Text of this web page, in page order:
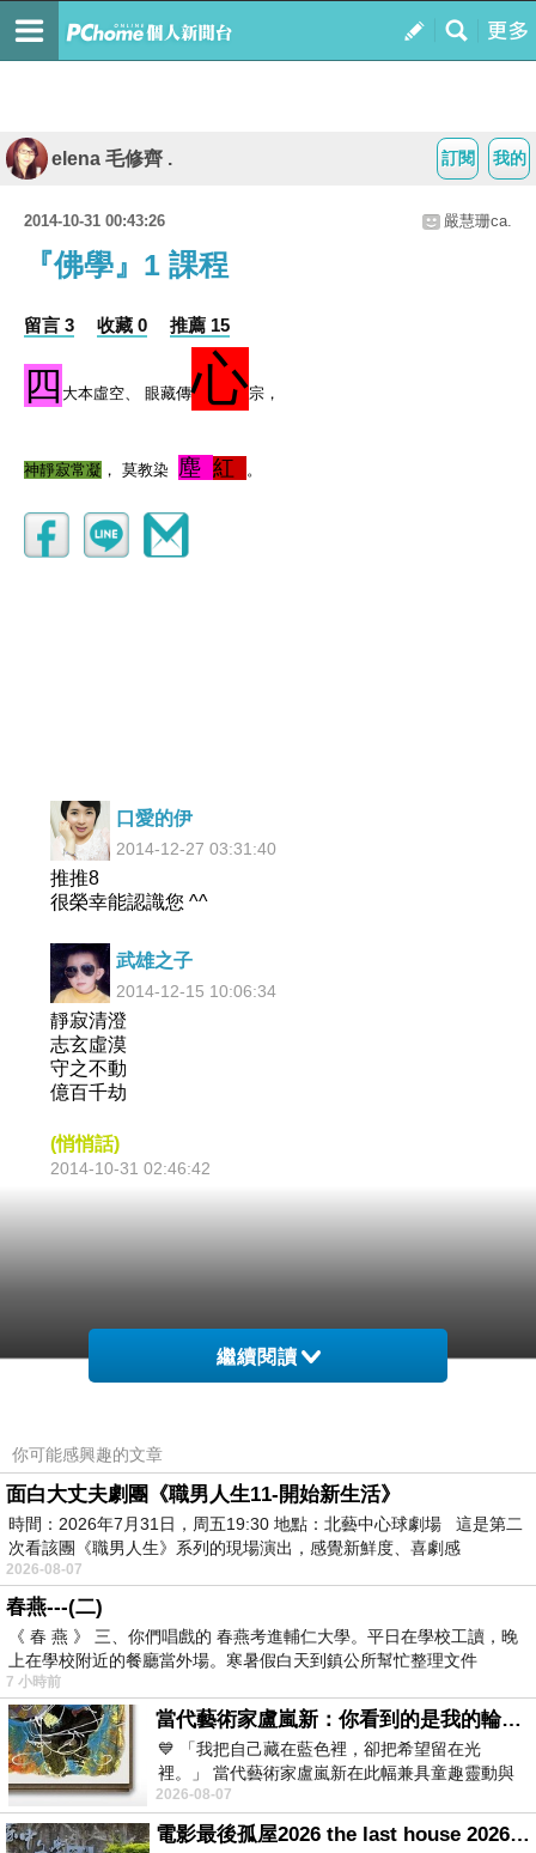
我的
訂閱
elena 毛修齊 .
2014-10-31 00:43:26 嚴慧珊ca.
『佛學』1 課程
留言 3 收藏 0 推薦 15
四 大本虛空、 眼藏傳心宗，
神靜寂常凝 ， 莫教染 塵 紅 。
口愛的伊
2014-12-27 03:31:40
推推8
很榮幸能認識您 ^^
武雄之子
2014-12-15 10:06:34
靜寂清澄
志玄虛漠
守之不動
億百千劫
(悄悄話)
2014-10-31 02:46:42
繼續閱讀
你可能感興趣的文章
面白大丈夫劇團《職男人生11-開始新生活》
時間：2026年7月31日，周五19:30 地點：北藝中心球劇場 這是第二
次看該團《職男人生》系列的現場演出，感覺新鮮度、喜劇感
2026-08-07
春燕---(二)
《 春 燕 》 三、你們唱戲的 春燕考進輔仁大學。平日在學校工讀，晚
上在學校附近的餐廳當外場。寒暑假白天到鎮公所幫忙整理文件
7 小時前
當代藝術家盧嵐新：你看到的是我的輪廓，還是你的故事？——藏在藍色裡的希望與光
💙 「我把自己藏在藍色裡，卻把希望留在光
裡。」 當代藝術家盧嵐新在此幅兼具童趣靈動與
抽象韻味的新作中，用湛藍的羽翼般色塊包覆著
2026-08-07
電影最後孤屋2026 the last house 2026 movie